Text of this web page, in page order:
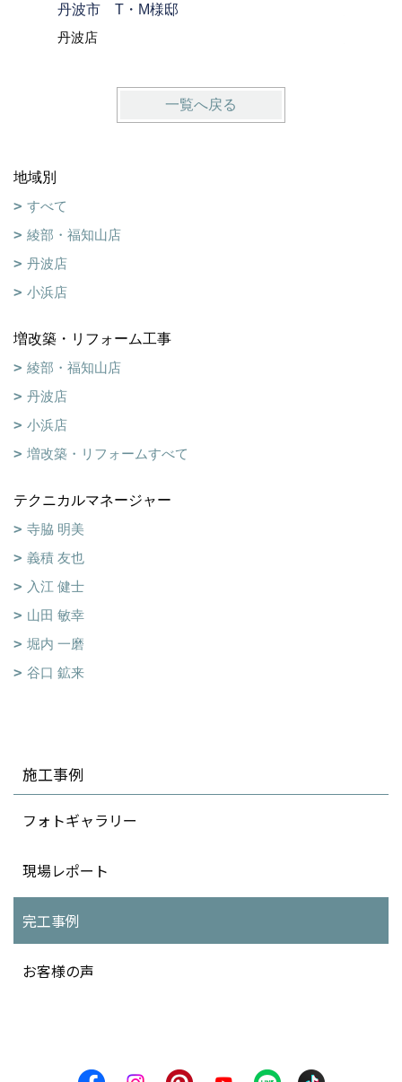
丹波市 T・M様邸
丹波店
一覧へ戻る
地域別
すべて
綾部・福知山店
丹波店
小浜店
増改築・リフォーム工事
綾部・福知山店
丹波店
小浜店
増改築・リフォームすべて
テクニカルマネージャー
寺脇 明美
義積 友也
入江 健士
山田 敏幸
堀内 一磨
谷口 鉱来
施工事例
フォトギャラリー
現場レポート
完工事例
お客様の声